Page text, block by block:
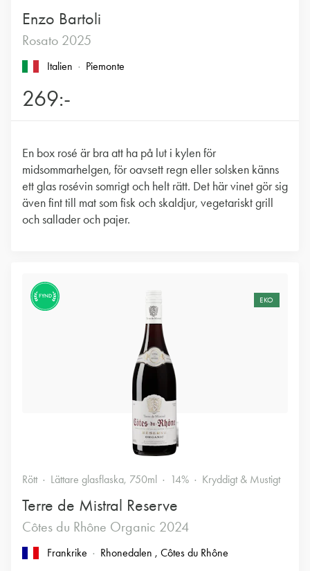
Enzo Bartoli
Rosato 2025
Italien Piemonte
269:-
En box rosé är bra att ha på lut i kylen för
midsommarhelgen, för oavsett regn eller solsken känns
ett glas rosévin somrigt och helt rätt. Det här vinet gör sig
även fint till mat som fisk och skaldjur, vegetariskt grill
och sallader och pajer.
FYND EKO
Rött Lättare glasflaska, 750ml 14% Kryddigt & Mustigt
Terre de Mistral Reserve
Côtes du Rhône Organic 2024
Frankrike Rhonedalen , Côtes du Rhône